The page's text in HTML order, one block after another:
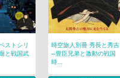
ストシリ
と戦国武
時空旅人別冊 秀長と秀吉
─豊臣兄弟と激動の戦国
時...